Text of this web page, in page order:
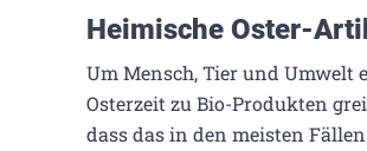
Heimische Oster-
Um Mensch, Tier und Umwelt
Osterzeit zu Bio-Produkten
dass das in den meisten